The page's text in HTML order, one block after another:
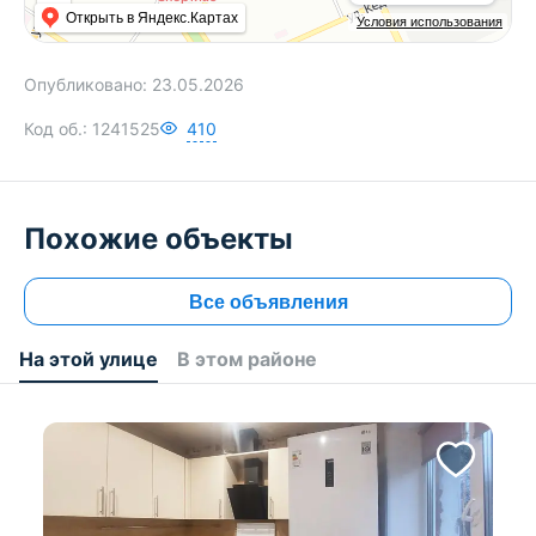
Условия использования
Открыть в Яндекс.Картах
Опубликовано: 23.05.2026
Код об.: 1241525 410
Похожие объекты
Все объявления
На этой улице В этом районе